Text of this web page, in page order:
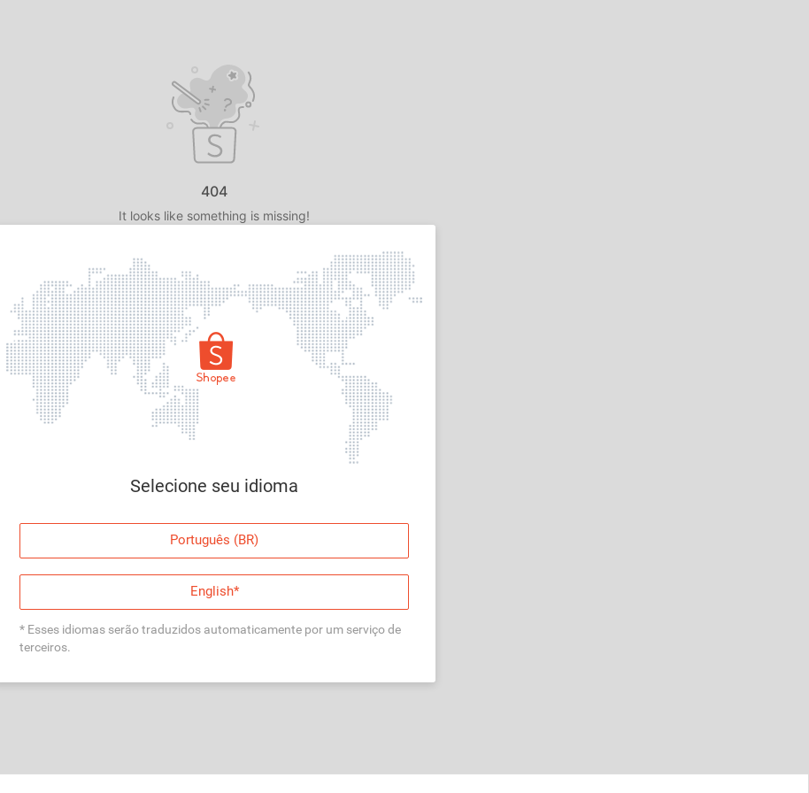
404
It looks like something is missing!
Selecione seu idioma
Português (BR)
English*
* Esses idiomas serão traduzidos automaticamente por um serviço de
terceiros.